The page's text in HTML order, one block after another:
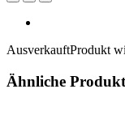
AusverkauftProdukt
Ähnliche